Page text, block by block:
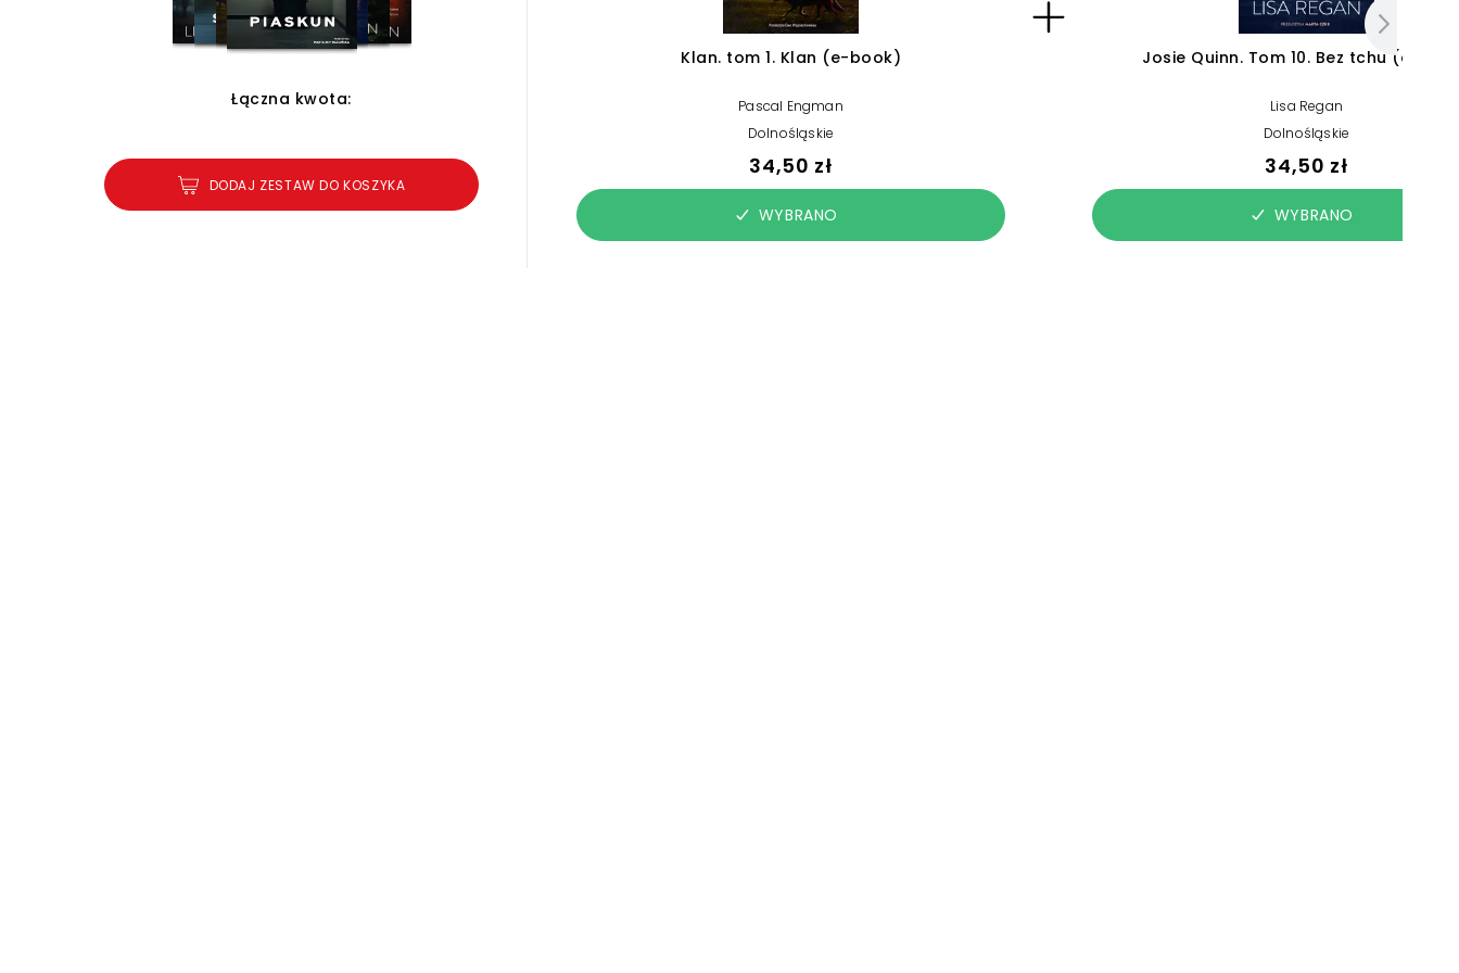
Łączna kwota:
DODAJ ZESTAW DO KOSZYKA
Klan. tom 1. Klan (e-book)
Pascal Engman
Dolnośląskie
34,50 zł
WYBRANO
Josie Quinn. Tom 10. Bez tchu (e-
Lisa Regan
Dolnośląskie
34,50 zł
WYBRANO